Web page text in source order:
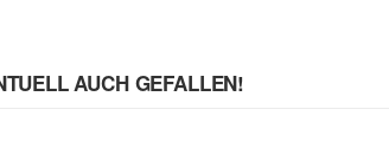
AUCH GEFALLEN!